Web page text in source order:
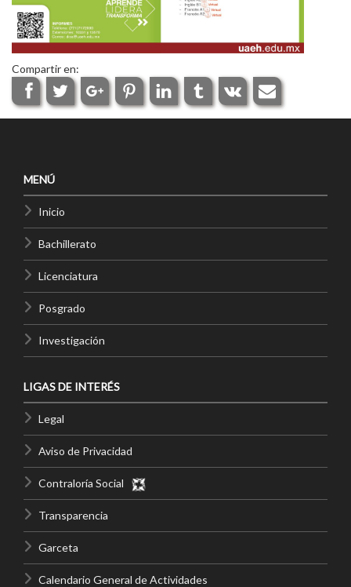
Compartir en:
MENÚ
Inicio
Bachillerato
Licenciatura
Posgrado
Investigación
LIGAS DE INTERÉS
Legal
Aviso de Privacidad
Contraloría Social
Transparencia
Garceta
Calendario General de Actividades